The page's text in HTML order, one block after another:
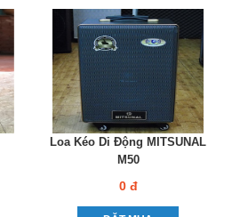
Loa Kéo Di Động MITSUNAL
M50
0 đ